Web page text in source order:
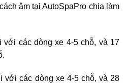
âm tại AutoSpaPro chia làm
với các dòng xe 4-5 chỗ, và 17
với các dòng xe 4-5 chỗ, và 28